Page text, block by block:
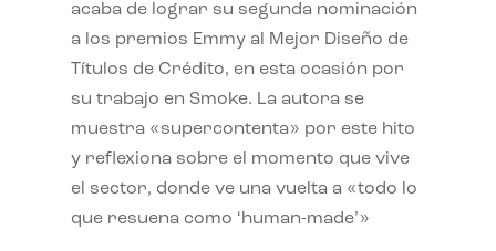
acaba de lograr su segunda nominación
a los premios Emmy al Mejor Diseño de
Títulos de Crédito, en esta ocasión por
su trabajo en Smoke. La autora se
muestra «supercontenta» por este hito
y reflexiona sobre el momento que vive
el sector, donde ve una vuelta a «todo lo
que resuena como ‘human-made’»